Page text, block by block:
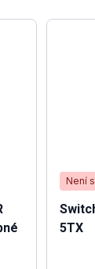
Není
5TX